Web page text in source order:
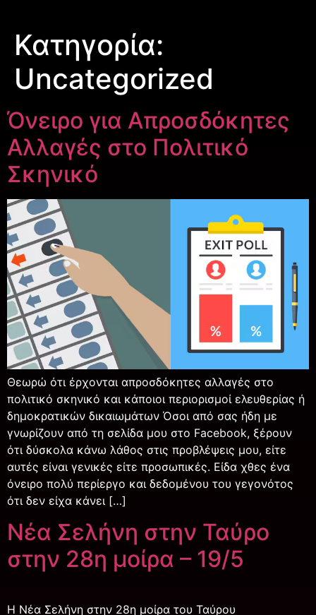
Κατηγορία:
Uncategorized
Όνειρο για Απροσδόκητες
Αλλαγές στο Πολιτικό
Σκηνικό
Θεωρώ ότι έρχονται απροσδόκητες αλλαγές στο
πολιτικό σκηνικό και κάποιοι περιορισμοί ελευθερίας ή
δημοκρατικών δικαιωμάτων Όσοι από σας ήδη με
γνωρίζουν από τη σελίδα μου στο Facebook, ξέρουν
ότι δύσκολα κάνω λάθος στις προβλέψεις μου, είτε
αυτές είναι γενικές είτε προσωπικές. Είδα χθες ένα
όνειρο πολύ περίεργο και δεδομένου του γεγονότος
ότι δεν είχα κάνει […]
Νέα Σελήνη στην Ταύρο
στην 28η μοίρα – 19/5
Η Νέα Σελήνη στην 28η μοίρα του Ταύρου